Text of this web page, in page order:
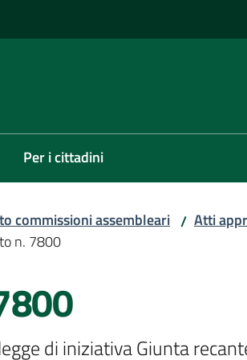
Per i cittadini
commissioni assembleari / Atti
n. 7800
di iniziativa Giunta